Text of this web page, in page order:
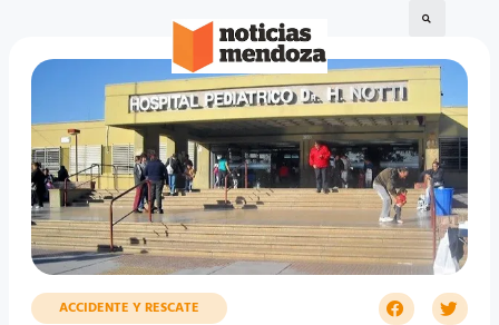
ACCIDENTE Y RESCATE